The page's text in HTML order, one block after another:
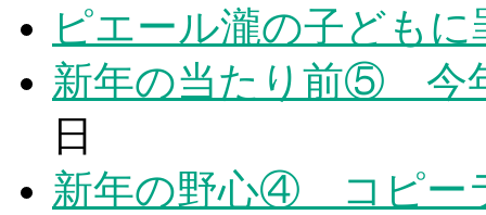
ピエール瀧の子ども
新年の当たり前⑤ 今
日
新年の野心④ コピー